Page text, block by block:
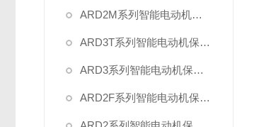
ARD2M系列智能电动机保护器
ARD3T系列智能电动机保护器
ARD3系列智能电动机保护器
ARD2F系列智能电动机保护器